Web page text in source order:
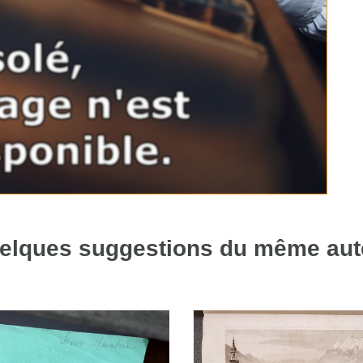
suggestions du même